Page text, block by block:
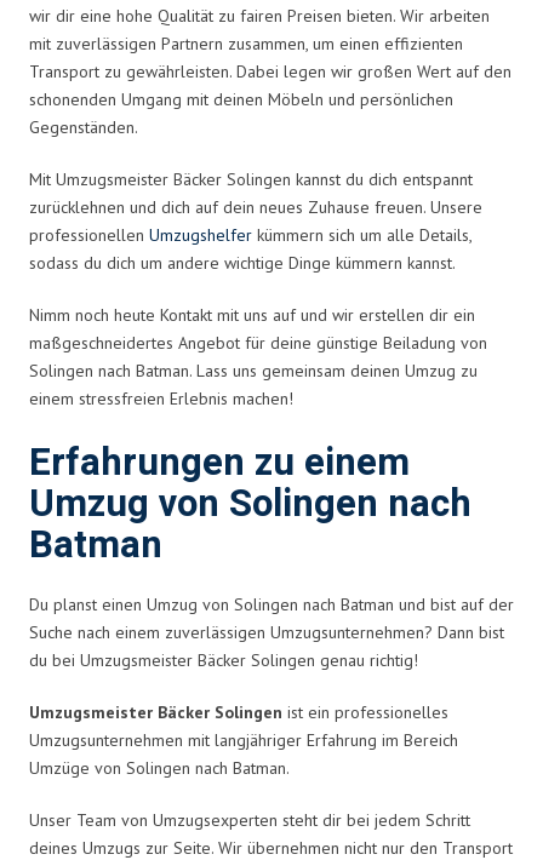
wir dir eine hohe Qualität zu fairen Preisen bieten. Wir arbeiten
mit zuverlässigen Partnern zusammen, um einen effizienten
Transport zu gewährleisten. Dabei legen wir großen Wert auf den
schonenden Umgang mit deinen Möbeln und persönlichen
Gegenständen.
Mit Umzugsmeister Bäcker Solingen kannst du dich entspannt
zurücklehnen und dich auf dein neues Zuhause freuen. Unsere
professionellen Umzugshelfer kümmern sich um alle Details,
sodass du dich um andere wichtige Dinge kümmern kannst.
Nimm noch heute Kontakt mit uns auf und wir erstellen dir ein
maßgeschneidertes Angebot für deine günstige Beiladung von
Solingen nach Batman. Lass uns gemeinsam deinen Umzug zu
einem stressfreien Erlebnis machen!
Erfahrungen zu einem
Umzug von Solingen nach
Batman
Du planst einen Umzug von Solingen nach Batman und bist auf der
Suche nach einem zuverlässigen Umzugsunternehmen? Dann bist
du bei Umzugsmeister Bäcker Solingen genau richtig!
Umzugsmeister Bäcker Solingen ist ein professionelles
Umzugsunternehmen mit langjähriger Erfahrung im Bereich
Umzüge von Solingen nach Batman.
Unser Team von Umzugsexperten steht dir bei jedem Schritt
deines Umzugs zur Seite. Wir übernehmen nicht nur den Transport